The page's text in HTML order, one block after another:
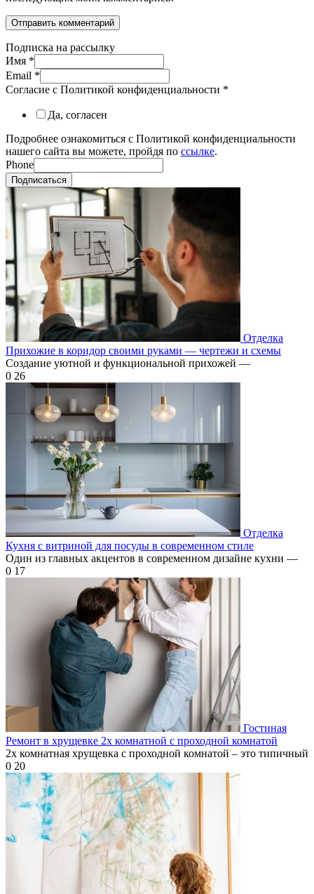
Подписка на рассылку
Имя *
Email *
Согласие с Политикой конфиденциальности *
Да, согласен
Подробнее ознакомиться с Политикой конфиденциальности
нашего сайта вы можете, пройдя по ссылке.
Phone
Подписаться
Отделка
Прихожие в коридор своими руками — чертежи и схемы
Создание уютной и функциональной прихожей —
0 26
Отделка
Кухня с витриной для посуды в современном стиле
Один из главных акцентов в современном дизайне кухни —
0 17
Гостиная
Ремонт в хрущевке 2х комнатной с проходной комнатой
2х комнатная хрущевка с проходной комнатой – это типичный
0 20